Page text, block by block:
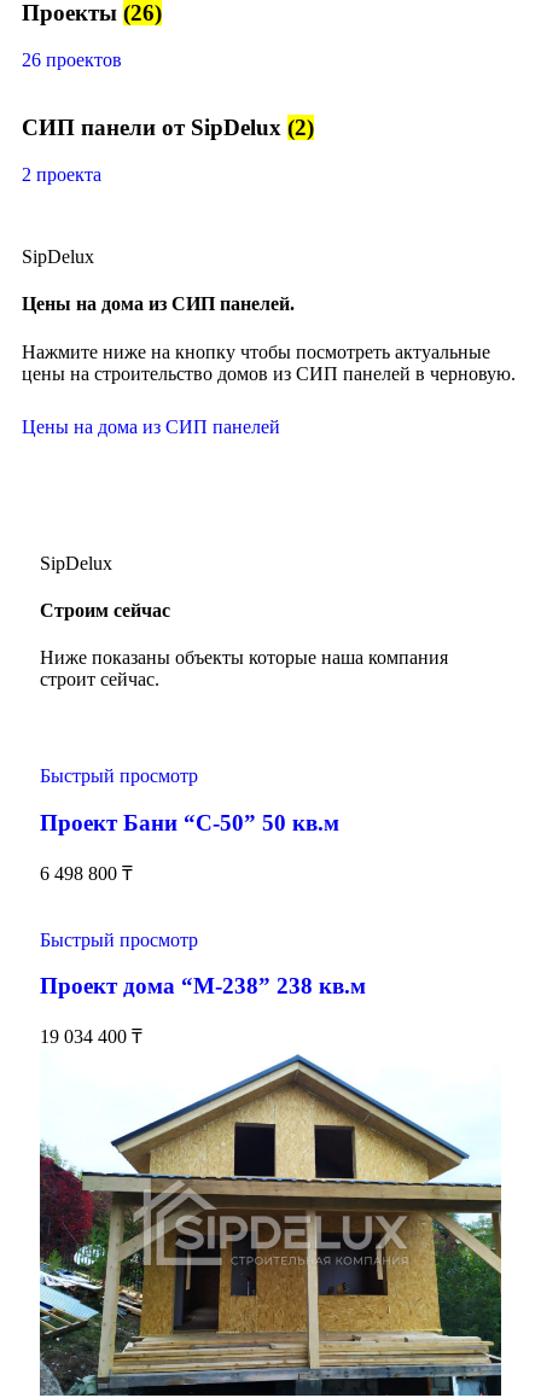
Проекты (26)
26 проектов
СИП панели от SipDelux (2)
2 проекта
SipDelux
Цены на дома из СИП панелей.
Нажмите ниже на кнопку чтобы посмотреть актуальные
цены на строительство домов из СИП панелей в черновую.
Цены на дома из СИП панелей
SipDelux
Строим сейчас
Ниже показаны объекты которые наша компания
строит сейчас.
Быстрый просмотр
Проект Бани “С-50” 50 кв.м
6 498 800 ₸
Быстрый просмотр
Проект дома “М-238” 238 кв.м
19 034 400 ₸